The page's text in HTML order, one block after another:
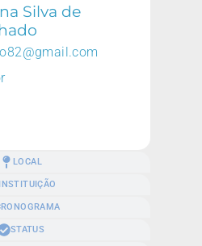
LOCAL
INSTITUIÇÃO
STATUS
Silva de